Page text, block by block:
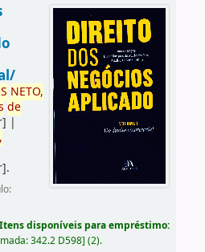
NETO,
de
|
.
disponíveis para empréstimo:
342.2 D598] (2).